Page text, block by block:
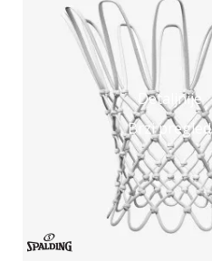
Detaljnije
Brzi pregled